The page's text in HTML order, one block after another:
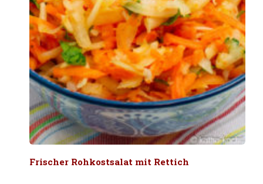
Frischer Rohkostsalat mit Rettich